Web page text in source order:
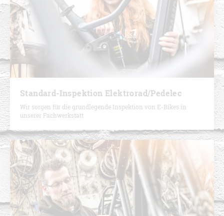
Standard-Inspektion Elektrorad/Pedelec
Wir sorgen für die grundlegende Inspektion von E-Bikes in
unserer Fachwerkstatt